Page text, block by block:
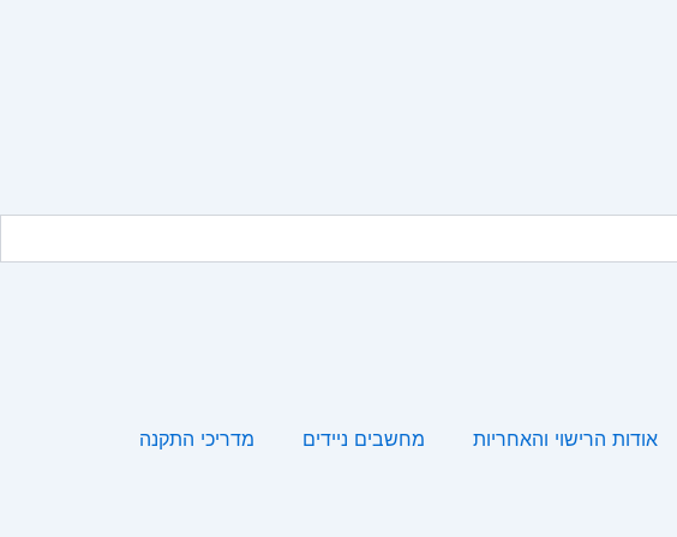
אודות הרישוי והאחריות מחשבים ניידים מדריכי התקנה